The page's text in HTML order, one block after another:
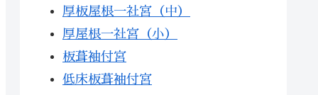
厚板屋根一社宮（中）
厚屋根一社宮（小）
板葺袖付宮
低床板葺袖付宮